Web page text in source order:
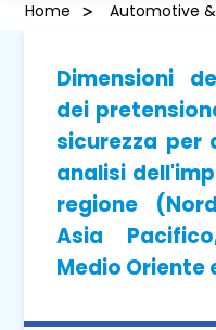
Home Automotive
Dimensioni
dei
sicurezza per
analisi
regione
Asia
Medio Oriente